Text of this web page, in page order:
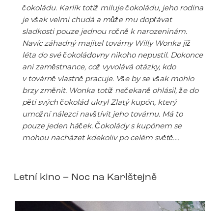
čokoládu. Karlík totiž miluje čokoládu, jeho rodina
je však velmi chudá a může mu dopřávat
sladkosti pouze jednou ročně k narozeninám.
Navíc záhadný majitel továrny Willy Wonka již
léta do své čokoládovny nikoho nepustil. Dokonce
ani zaměstnance, což vyvolává otázky, kdo
v továrně vlastně pracuje. Vše by se však mohlo
brzy změnit. Wonka totiž nečekaně ohlásil, že do
pěti svých čokolád ukryl Zlatý kupón, který
umožní nálezci navštívit jeho továrnu. Má to
pouze jeden háček. Čokolády s kupónem se
mohou nacházet kdekoliv po celém světě….
Letní kino – Noc na Karlštejně